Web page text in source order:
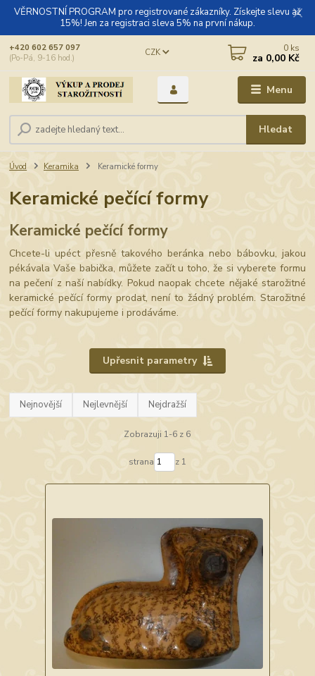
VĚRNOSTNÍ PROGRAM pro registrované zákazníky. Získejte slevu až
15%! Jen za registraci sleva 5% na první nákup.
Menu
CZK
Hledat
+420 602 657 097
(Po-Pá, 9-16 hod.)
0 ks
za 0,00 Kč
Úvod Keramika Keramické formy
Keramické pečící formy
Keramické pečící formy
Chcete-li upéct přesně takového beránka nebo bábovku, jakou
pékávala Vaše babička, můžete začít u toho, že si vyberete formu
na pečení z naší nabídky. Pokud naopak chcete nějaké starožitné
keramické pečící formy prodat, není to žádný problém. Starožitné
pečící formy nakupujeme i prodáváme.
Upřesnit parametry
Nejnovější Nejlevnější Nejdražší
Zobrazuji 1-6 z 6
strana z 1